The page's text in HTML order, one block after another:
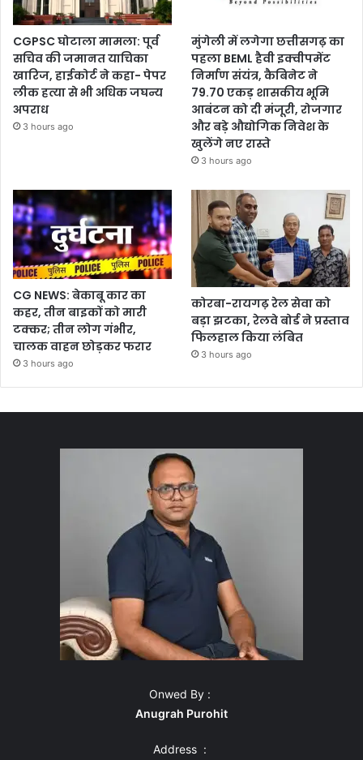
CGPSC घोटाला मामला: पूर्व
सचिव की जमानत याचिका
खारिज, हाईकोर्ट ने कहा- पेपर
लीक हत्या से भी अधिक जघन्य
अपराध
3 hours ago
मुंगेली में लगेगा छत्तीसगढ़ का
पहला BEML हैवी इक्वीपमेंट
निर्माण संयंत्र, कैबिनेट ने
79.70 एकड़ शासकीय भूमि
आबंटन को दी मंजूरी, रोजगार
और बड़े औद्योगिक निवेश के
खुलेंगे नए रास्ते
3 hours ago
CG NEWS: बेकाबू कार का
कहर, तीन बाइकों को मारी
टक्कर; तीन लोग गंभीर,
चालक वाहन छोड़कर फरार
3 hours ago
कोरबा-रायगढ़ रेल सेवा को
बड़ा झटका, रेलवे बोर्ड ने प्रस्ताव
फिलहाल किया लंबित
3 hours ago
Onwed By :
Anugrah Purohit
Address :